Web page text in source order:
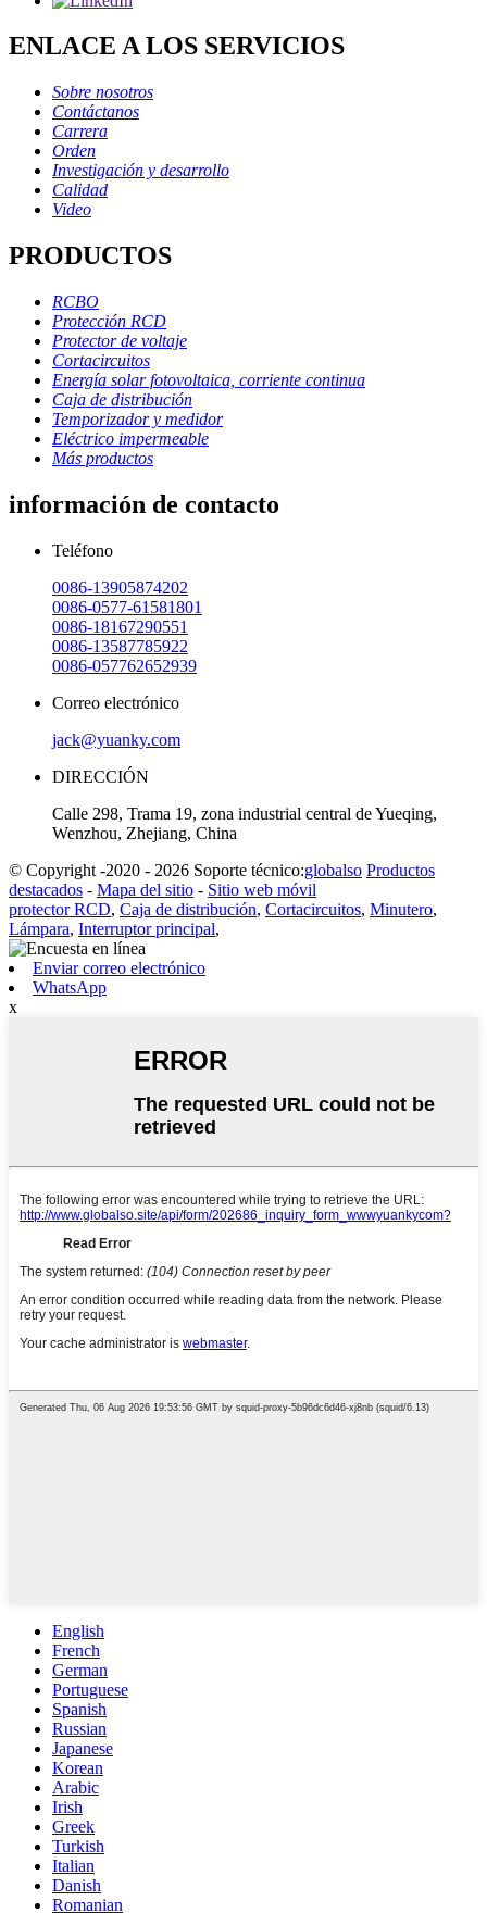
ENLACE A LOS SERVICIOS
Sobre nosotros
Contáctanos
Carrera
Orden
Investigación y desarrollo
Calidad
Video
PRODUCTOS
RCBO
Protección RCD
Protector de voltaje
Cortacircuitos
Energía solar fotovoltaica, corriente continua
Caja de distribución
Temporizador y medidor
Eléctrico impermeable
Más productos
información de contacto
Teléfono
0086-13905874202
0086-0577-61581801
0086-18167290551
0086-13587785922
0086-057762652939
Correo electrónico
jack@yuanky.com
DIRECCIÓN
Calle 298, Trama 19, zona industrial central de Yueqing,
Wenzhou, Zhejiang, China
© Copyright -2020 - 2026 Soporte técnico:globalso Productos
destacados - Mapa del sitio - Sitio web móvil
protector RCD, Caja de distribución, Cortacircuitos, Minutero,
Lámpara, Interruptor principal,
Enviar correo electrónico
WhatsApp
x
English
French
German
Portuguese
Spanish
Russian
Japanese
Korean
Arabic
Irish
Greek
Turkish
Italian
Danish
Romanian